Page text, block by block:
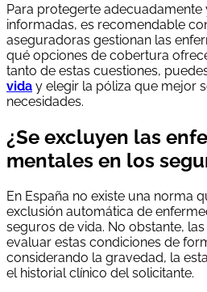
Para protegerte adecuadamente
informadas, es recomendable
aseguradoras gestionan las
qué opciones de cobertura
tanto de estas cuestiones,
vida y elegir la póliza que mejor
necesidades.
¿Se excluyen las
mentales en los
En España no existe una norma
exclusión automática de
seguros de vida. No obstante,
evaluar estas condiciones de
considerando la gravedad, la
el historial clínico del solicitante.